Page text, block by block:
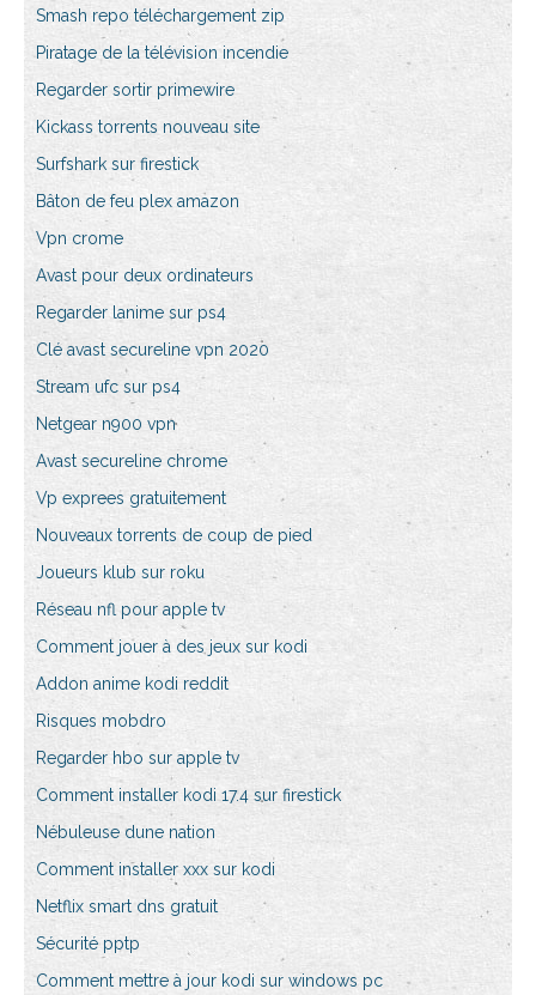
Smash repo téléchargement zip
Piratage de la télévision incendie
Regarder sortir primewire
Kickass torrents nouveau site
Surfshark sur firestick
Bâton de feu plex amazon
Vpn crome
Avast pour deux ordinateurs
Regarder lanime sur ps4
Clé avast secureline vpn 2020
Stream ufc sur ps4
Netgear n900 vpn
Avast secureline chrome
Vp exprees gratuitement
Nouveaux torrents de coup de pied
Joueurs klub sur roku
Réseau nfl pour apple tv
Comment jouer à des jeux sur kodi
Addon anime kodi reddit
Risques mobdro
Regarder hbo sur apple tv
Comment installer kodi 17.4 sur firestick
Nébuleuse dune nation
Comment installer xxx sur kodi
Netflix smart dns gratuit
Sécurité pptp
Comment mettre à jour kodi sur windows pc